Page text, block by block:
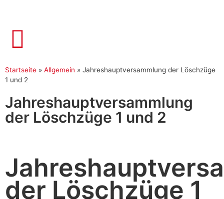
Startseite » Allgemein » Jahreshauptversammlung der Löschzüge
1 und 2
Jahreshauptversammlung
der Löschzüge 1 und 2
der Löschzüge 1